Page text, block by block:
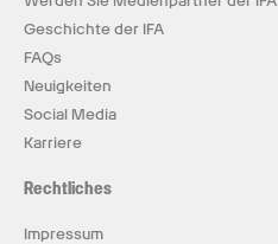
Geschichte der IFA
FAQs
Neuigkeiten
Social Media
Karriere
Rechtliches
Impressum